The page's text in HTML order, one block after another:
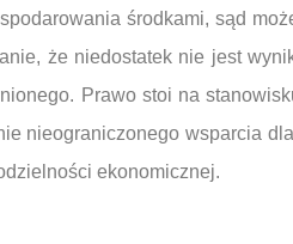
środkami, sąd
że niedostatek nie jest
Prawo stoi na
nieograniczonego wsparcia
ekonomicznej.